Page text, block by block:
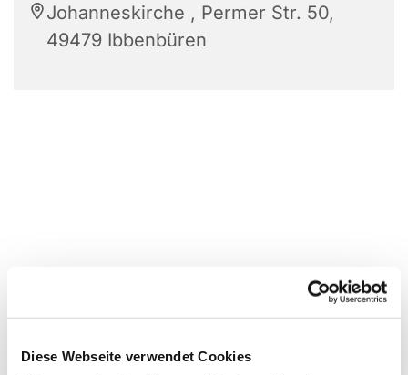
Diese Webseite verwendet Cookies
Johanneskirche , Permer Str. 50,
49479 Ibbenbüren